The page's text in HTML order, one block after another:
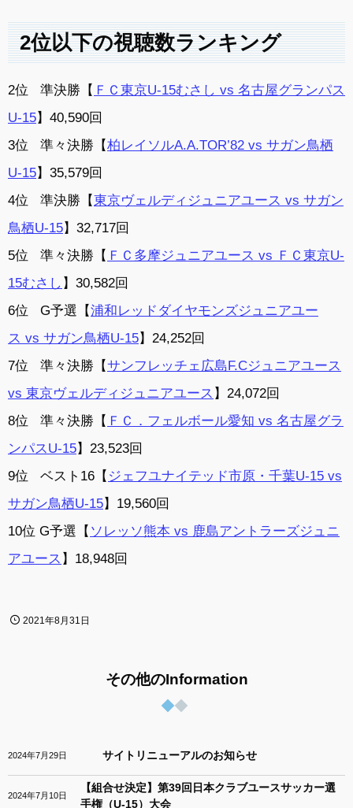
2位以下の視聴数ランキング
2位 準決勝【 ＦＣ東京U-15むさし vs 名古屋グランパス
U-15】40,590回
3位 準々決勝【柏レイソルA.A.TOR’82 vs サガン鳥栖
U-15】35,579回
4位 準決勝【東京ヴェルディジュニアユース vs サガン
鳥栖U-15】32,717回
5位 準々決勝【 ＦＣ多摩ジュニアユース vs
ＦＣ東京U-
15むさし 】30,582回
6位 G予選【浦和レッドダイヤモンズジュニアユー
ス vs サガン鳥栖U-15】24,252回
7位 準々決勝【サンフレッチェ広島F.Cジュニアユース
vs 東京ヴェルディジュニアユース 】24,072回
8位 準々決勝【 ＦＣ．フェルボール愛知 vs 名古屋グラ
ンパスU-15】23,523回
9位 ベスト16【 ジェフユナイテッド市原・千葉U-15 vs
サガン鳥栖U-15】19,560回
10位 G予選【 ソレッソ熊本 vs 鹿島アントラーズジュニ
アユース 】18,948回​
2021年8月31日
その他のInformation
2024年7月29日 サイトリニューアルのお知らせ
2024年7月10日
【組合せ決定】第39回日本クラブユースサッカー選
手権（U-15）大会